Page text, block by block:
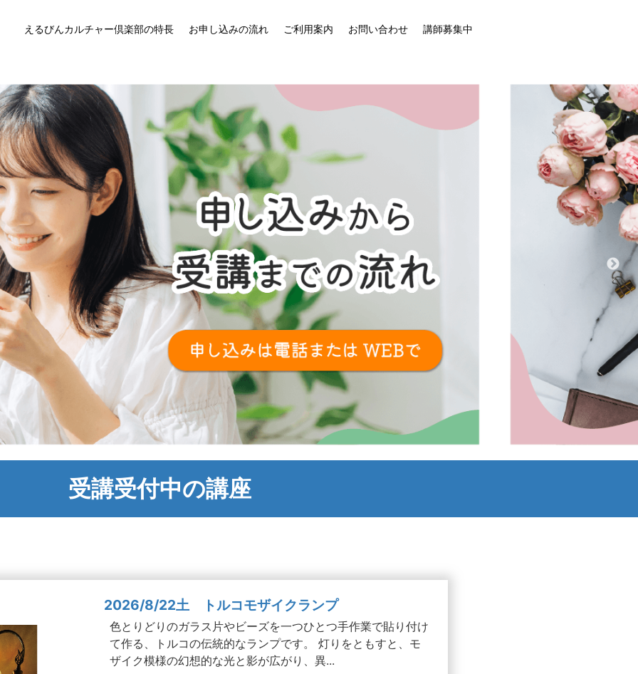
えるびんカルチャー倶楽部の特長 お申し込みの流れ ご利用案内 お問い合わせ 講師募集中
受講受付中の講座
2026/8/22土 トルコモザイクランプ
色とりどりのガラス片やビーズを一つひとつ手作業で貼り付け
て作る、トルコの伝統的なランプです。 灯りをともすと、モ
ザイク模様の幻想的な光と影が広がり、異...